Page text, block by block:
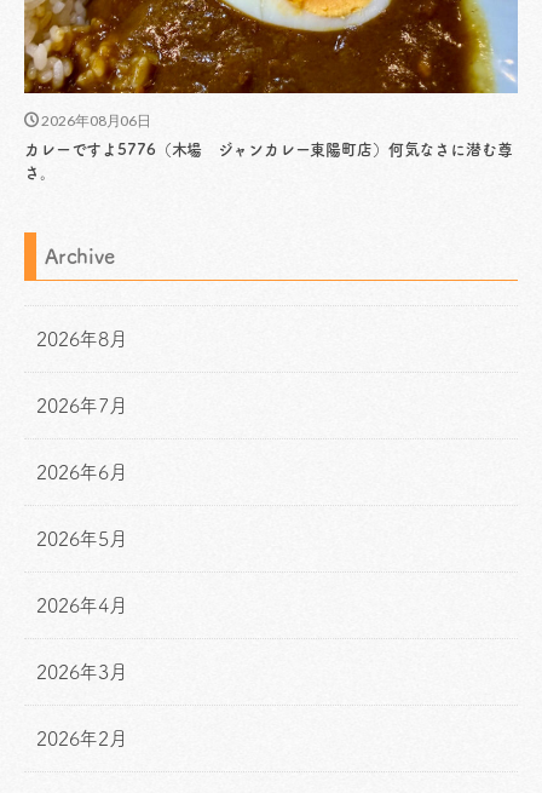
2026年08月06日
カレーですよ5776（木場 ジャンカレー東陽町店）何気なさに潜む尊
さ。
Archive
2026年8月
2026年7月
2026年6月
2026年5月
2026年4月
2026年3月
2026年2月